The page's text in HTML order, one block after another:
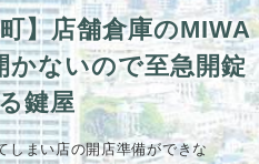
】店舗倉庫のMIWA
ないので至急開錠
鍵屋
しまい店の開店準備ができな